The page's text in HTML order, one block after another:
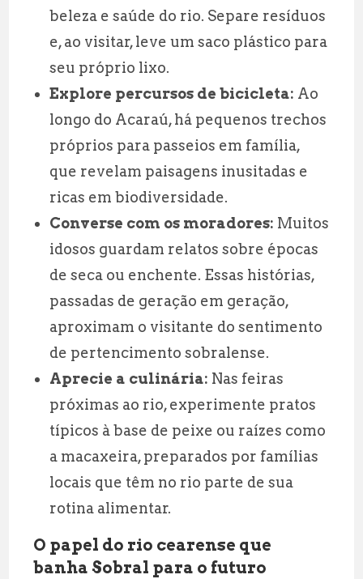
beleza e saúde do rio. Separe resíduos
e, ao visitar, leve um saco plástico para
seu próprio lixo.
Explore percursos de bicicleta: Ao
longo do Acaraú, há pequenos trechos
próprios para passeios em família,
que revelam paisagens inusitadas e
ricas em biodiversidade.
Converse com os moradores: Muitos
idosos guardam relatos sobre épocas
de seca ou enchente. Essas histórias,
passadas de geração em geração,
aproximam o visitante do sentimento
de pertencimento sobralense.
Aprecie a culinária: Nas feiras
próximas ao rio, experimente pratos
típicos à base de peixe ou raízes como
a macaxeira, preparados por famílias
locais que têm no rio parte de sua
rotina alimentar.
O papel do rio cearense que
banha Sobral para o futuro